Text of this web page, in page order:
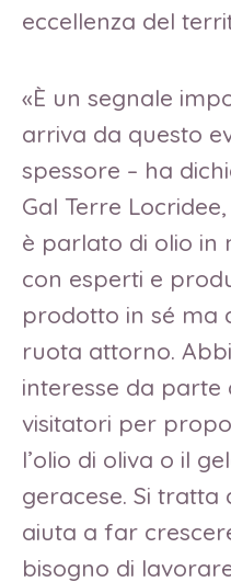
eccellenza del
«È un segnale
arriva da questo
spessore – ha
Gal Terre
è parlato di olio in
con esperti e
prodotto in sé ma
ruota attorno.
interesse da parte
visitatori per
l’olio di oliva o il
geracese. Si tratta
aiuta a far
bisogno di